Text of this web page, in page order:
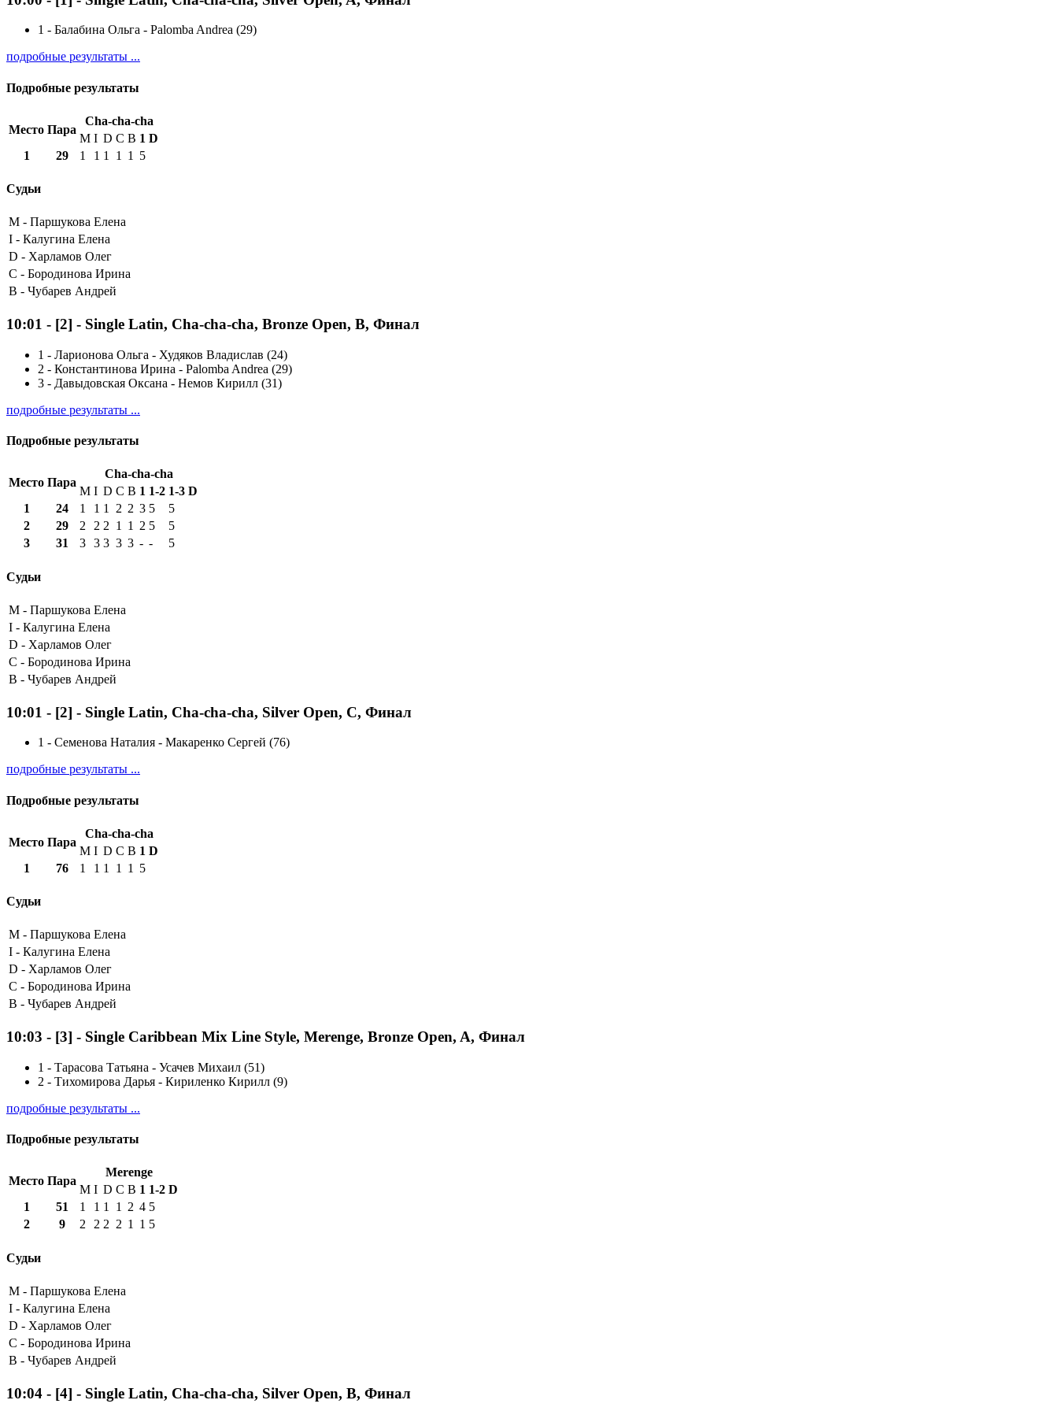
1 - Балабина Ольга - Palomba Andrea (29)
подробные результаты ...
Подробные результаты
Место Пара
Cha-cha-cha
M I D C B 1 D
1
29 1 1 1 1 1 5
Судьи
M - Паршукова Елена
I - Калугина Елена
D - Харламов Олег
C - Бородинова Ирина
B - Чубарев Андрей
10:01 - [2] - Single Latin, Cha-cha-cha, Bronze Open, B, Финал
1 - Ларионова Ольга - Худяков Владислав (24)
2 - Константинова Ирина - Palomba Andrea (29)
3 - Давыдовская Оксана - Немов Кирилл (31)
подробные результаты ...
Подробные результаты
Место Пара
Cha-cha-cha
M I D C B 1 1-2 1-3 D
1
24 1 1 1 2 2 3 5
5
2
29 2 2 2 1 1 2 5
5
3
31 3 3 3 3 3 - - 5
Судьи
M - Паршукова Елена
I - Калугина Елена
D - Харламов Олег
C - Бородинова Ирина
B - Чубарев Андрей
10:01 - [2] - Single Latin, Cha-cha-cha, Silver Open, C, Финал
1 - Семенова Наталия - Макаренко Сергей (76)
подробные результаты ...
Подробные результаты
Место Пара
Cha-cha-cha
M I D C B 1 D
1
76 1 1 1 1 1 5
Судьи
M - Паршукова Елена
I - Калугина Елена
D - Харламов Олег
C - Бородинова Ирина
B - Чубарев Андрей
10:03 - [3] - Single Caribbean Mix Line Style, Merenge, Bronze Open, A, Финал
1 - Тарасова Татьяна - Усачев Михаил (51)
2 - Тихомирова Дарья - Кириленко Кирилл (9)
подробные результаты ...
Подробные результаты
Место Пара
Merenge
M I D C B 1 1-2 D
1
51 1 1 1 1 2 4 5
2
9 2 2 2 2 1 1 5
Судьи
M - Паршукова Елена
I - Калугина Елена
D - Харламов Олег
C - Бородинова Ирина
B - Чубарев Андрей
10:04 - [4] - Single Latin, Cha-cha-cha, Silver Open, B, Финал